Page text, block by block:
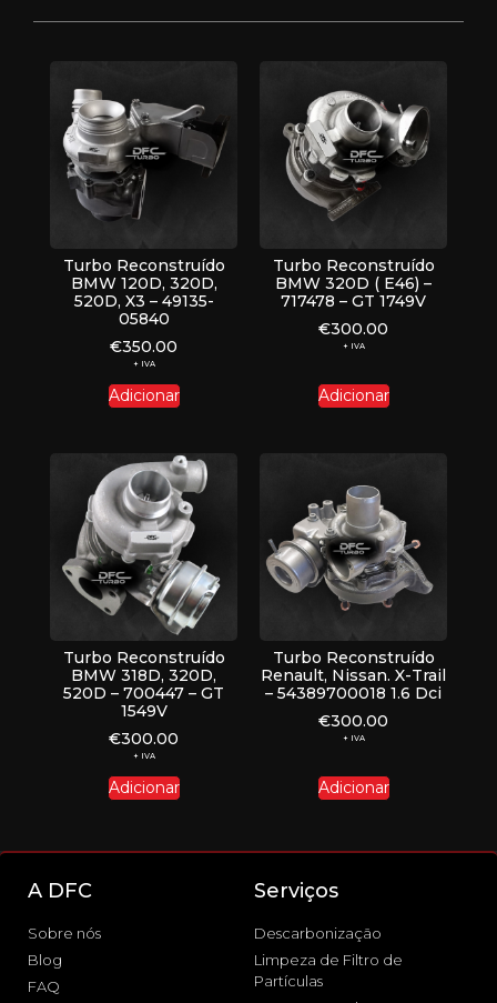
Turbo Reconstruído
BMW 120D, 320D,
520D, X3 – 49135-
05840
€350.00
+ IVA
Adicionar
Turbo Reconstruído
BMW 320D ( E46) –
717478 – GT 1749V
€300.00
+ IVA
Adicionar
Turbo Reconstruído
BMW 318D, 320D,
520D – 700447 – GT
1549V
€300.00
+ IVA
Adicionar
Turbo Reconstruído
Renault, Nissan. X-Trail
– 54389700018 1.6 Dci
€300.00
+ IVA
Adicionar
A DFC
Sobre nós
Blog
FAQ
Serviços
Descarbonização
Limpeza de Filtro de
Partículas